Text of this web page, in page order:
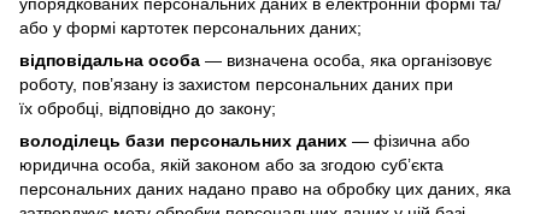
або у формі картотек персональних даних;
відповідальна особа — визначена особа, яка організовує
роботу, пов’язану із захистом персональних даних при
їх обробці, відповідно до закону;
володілець бази персональних даних — фізична або
юридична особа, якій законом або за згодою суб’єкта
персональних даних надано право на обробку цих даних, яка